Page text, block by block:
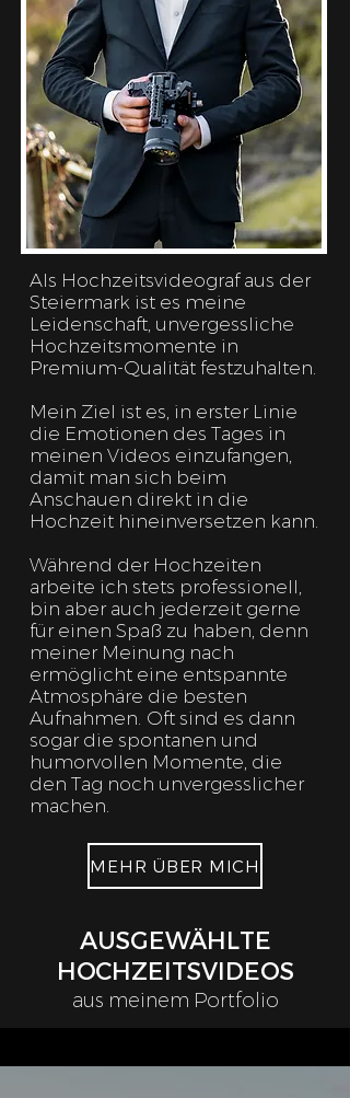
Als Hochzeitsvideograf aus der
Steiermark ist es meine
Leidenschaft, unvergessliche
Hochzeitsmomente in
Premium-Qualität festzuhalten.
Mein Ziel ist es, in erster Linie
die Emotionen des Tages in
meinen Videos einzufangen,
damit man sich beim
Anschauen direkt in die
Hochzeit hineinversetzen kann.
Während der Hochzeiten
arbeite ich stets professionell,
bin aber auch jederzeit gerne
für einen Spaß zu haben, denn
meiner Meinung nach
ermöglicht eine entspannte
Atmosphäre die besten
Aufnahmen. Oft sind es dann
sogar die spontanen und
humorvollen Momente, die
den Tag noch unvergesslicher
machen.
MEHR ÜBER MICH
AUSGEWÄHLTE
HOCHZEITSVIDEOS
aus meinem Portfolio